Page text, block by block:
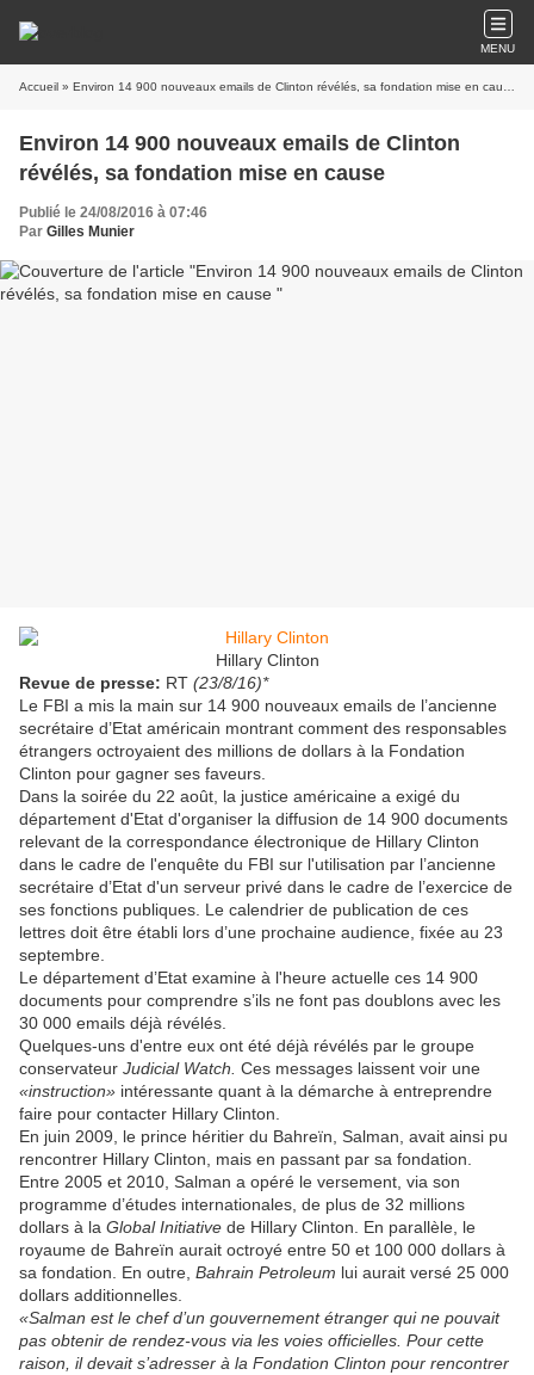
MENU
Accueil » Environ 14 900 nouveaux emails de Clinton révélés, sa fondation mise en cause
Environ 14 900 nouveaux emails de Clinton
révélés, sa fondation mise en cause
Publié le 24/08/2016 à 07:46
Par Gilles Munier
Hillary Clinton
Revue de presse: RT (23/8/16)*
Le FBI a mis la main sur 14 900 nouveaux emails de l’ancienne
secrétaire d’Etat américain montrant comment des responsables
étrangers octroyaient des millions de dollars à la Fondation
Clinton pour gagner ses faveurs.
Dans la soirée du 22 août, la justice américaine a exigé du
département d'Etat d'organiser la diffusion de 14 900 documents
relevant de la correspondance électronique de Hillary Clinton
dans le cadre de l'enquête du FBI sur l'utilisation par l’ancienne
secrétaire d’Etat d'un serveur privé dans le cadre de l’exercice de
ses fonctions publiques. Le calendrier de publication de ces
lettres doit être établi lors d’une prochaine audience, fixée au 23
septembre.
Le département d’Etat examine à l'heure actuelle ces 14 900
documents pour comprendre s’ils ne font pas doublons avec les
30 000 emails déjà révélés.
Quelques-uns d'entre eux ont été déjà révélés par le groupe
conservateur Judicial Watch. Ces messages laissent voir une
«instruction» intéressante quant à la démarche à entreprendre
faire pour contacter Hillary Clinton.
En juin 2009, le prince héritier du Bahreïn, Salman, avait ainsi pu
rencontrer Hillary Clinton, mais en passant par sa fondation.
Entre 2005 et 2010, Salman a opéré le versement, via son
programme d’études internationales, de plus de 32 millions
dollars à la Global Initiative de Hillary Clinton. En parallèle, le
royaume de Bahreïn aurait octroyé entre 50 et 100 000 dollars à
sa fondation. En outre, Bahrain Petroleum lui aurait versé 25 000
dollars additionnelles.
«Salman est le chef d’un gouvernement étranger qui ne pouvait
pas obtenir de rendez-vous via les voies officielles. Pour cette
raison, il devait s’adresser à la Fondation Clinton pour rencontrer